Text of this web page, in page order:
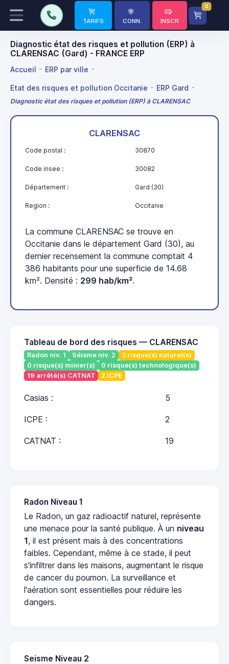
TARIFS CONN. INSCR
0
Diagnostic état des risques et pollution (ERP) à
CLARENSAC (Gard) - FRANCE ERP
Accueil ERP par ville
Etat des risques et pollution Occitanie ERP Gard
Diagnostic état des risques et pollution (ERP) à CLARENSAC
CLARENSAC
Code postal : 30870
Code insee : 30082
Département : Gard (30)
Region : Occitanie
La commune CLARENSAC se trouve en
Occitanie dans le département Gard (30), au
dernier recensement la commune comptait 4
386 habitants pour une superficie de 14.68
km². Densité : 299 hab/km².
Tableau de bord des risques — CLARENSAC
Radon niv. 1 Séisme niv. 2
3 risque(s) naturel(s)
0 risque(s) minier(s)
0 risque(s) technologique(s)
19 arrêté(s) CATNAT
2 ICPE
Casias : 5
ICPE : 2
CATNAT : 19
Radon Niveau 1
Le Radon, un gaz radioactif naturel, représente
une menace pour la santé publique. À un niveau
1, il est présent mais à des concentrations
faibles. Cependant, même à ce stade, il peut
s'infiltrer dans les maisons, augmentant le risque
de cancer du poumon. La surveillance et
l'aération sont essentielles pour réduire les
dangers.
Seisme Niveau 2